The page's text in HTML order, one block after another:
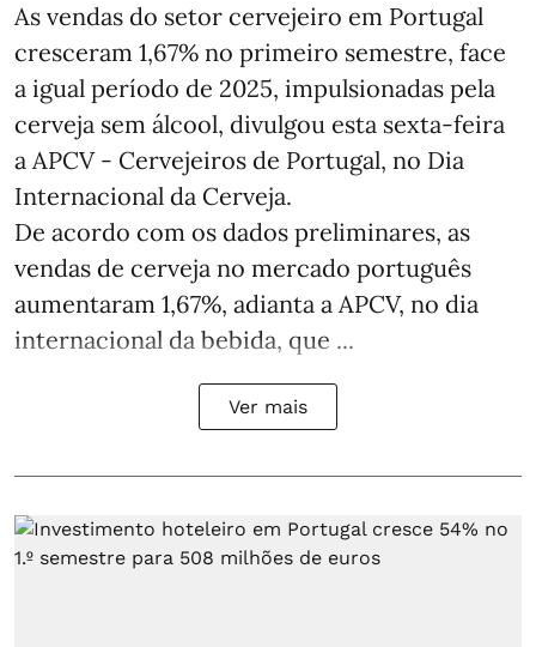
As vendas do setor cervejeiro em Portugal
cresceram 1,67% no primeiro semestre, face
a igual período de 2025, impulsionadas pela
cerveja sem álcool, divulgou esta sexta-feira
a APCV - Cervejeiros de Portugal, no Dia
Internacional da Cerveja.
De acordo com os dados preliminares, as
vendas de cerveja no mercado português
aumentaram 1,67%, adianta a APCV, no dia
internacional da bebida, que ...
Ver mais